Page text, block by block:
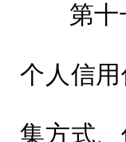
第十一
个人信
集方式